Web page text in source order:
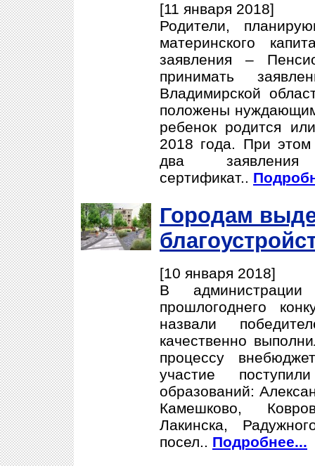
[11 января 2018]
Родители,
материнского
заявления –
принимать
Владимирской
положены
ребенок родится
2018 года. При
два
сертификат..
Городам
[10 января 2018]
В
прошлогоднего
назвали
качественно
процессу
участие
образований:
Камешково,
Лакинска,
посел.. Подробнее...